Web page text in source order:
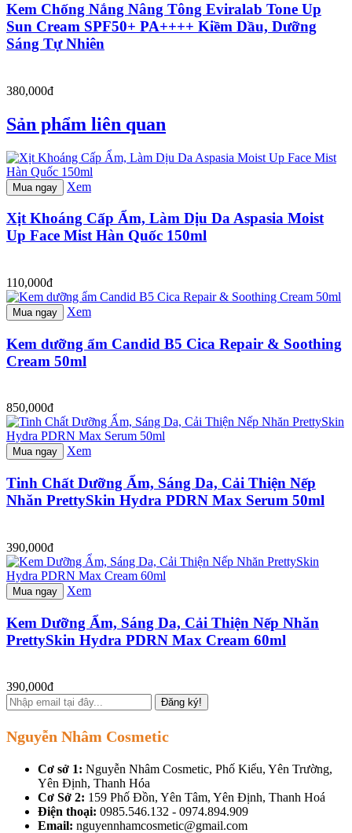
Kem Chống Nắng Nâng Tông Eviralab Tone Up
Sun Cream SPF50+ PA++++ Kiềm Dầu, Dưỡng
Sáng Tự Nhiên
380,000đ
Sản phẩm liên quan
Mua ngay Xem
Xịt Khoáng Cấp Ẩm, Làm Dịu Da Aspasia Moist
Up Face Mist Hàn Quốc 150ml
110,000đ
Mua ngay Xem
Kem dưỡng ẩm Candid B5 Cica Repair & Soothing
Cream 50ml
850,000đ
Mua ngay Xem
Tinh Chất Dưỡng Ẩm, Sáng Da, Cải Thiện Nếp
Nhăn PrettySkin Hydra PDRN Max Serum 50ml
390,000đ
Mua ngay Xem
Kem Dưỡng Ẩm, Sáng Da, Cải Thiện Nếp Nhăn
PrettySkin Hydra PDRN Max Cream 60ml
390,000đ
Đăng ký!
Nguyễn Nhâm Cosmetic
Cơ sở 1: Nguyễn Nhâm Cosmetic, Phố Kiểu, Yên Trường,
Yên Định, Thanh Hóa
Cơ Sở 2: 159 Phố Đồn, Yên Tâm, Yên Định, Thanh Hoá
Điện thoại: 0985.546.132 - 0974.894.909
Email: nguyennhamcosmetic@gmail.com